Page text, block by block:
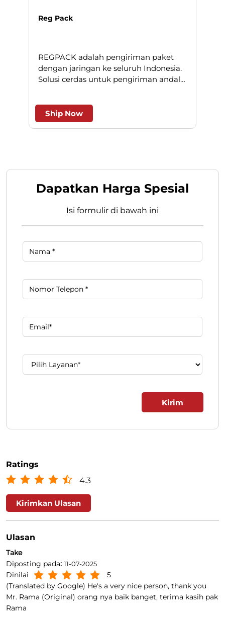
Reg Pack
REGPACK adalah pengiriman paket
dengan jaringan ke seluruh Indonesia.
Solusi cerdas untuk pengiriman andal
Ship Now
Dapatkan Harga Spesial
Isi formulir di bawah ini
Ratings
4.3
Kirimkan Ulasan
Ulasan
Take
Diposting pada: 11-07-2025
Dinilai
5
(Translated by Google) He's a very nice person, thank you
Mr. Rama (Original) orang nya baik banget, terima kasih pak
Rama